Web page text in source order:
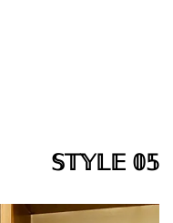
𝕊𝕋𝕐𝕃𝔼 𝟘𝟝